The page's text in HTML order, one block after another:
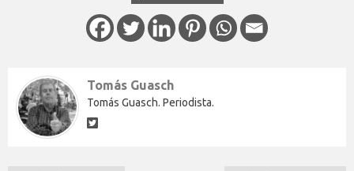
Tomás Guasch
Tomás Guasch. Periodista.